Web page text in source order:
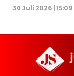
30 Juli 2026 | 15:09